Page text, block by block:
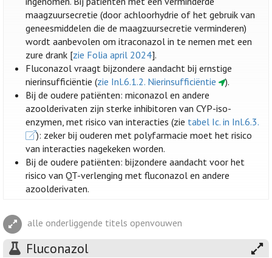
maagzuursecretie (door achloorhydrie of het gebruik van
geneesmiddelen die de maagzuursecretie verminderen)
wordt aanbevolen om itraconazol in te nemen met een
zure drank [zie Folia april 2024].
Fluconazol vraagt bijzondere aandacht bij ernstige
nierinsufficiëntie (zie Inl.6.1.2. Nierinsufficiëntie
).
Bij de oudere patiënten: miconazol en andere
azoolderivaten zijn sterke inhibitoren van CYP-iso-
enzymen, met risico van interacties (zie tabel Ic. in Inl.6.3.
): zeker bij ouderen met polyfarmacie moet het risico
van interacties nagekeken worden.
Bij de oudere patiënten: bijzondere aandacht voor het
risico van QT-verlenging met fluconazol en andere
azoolderivaten.
alle onderliggende titels openvouwen
Fluconazol